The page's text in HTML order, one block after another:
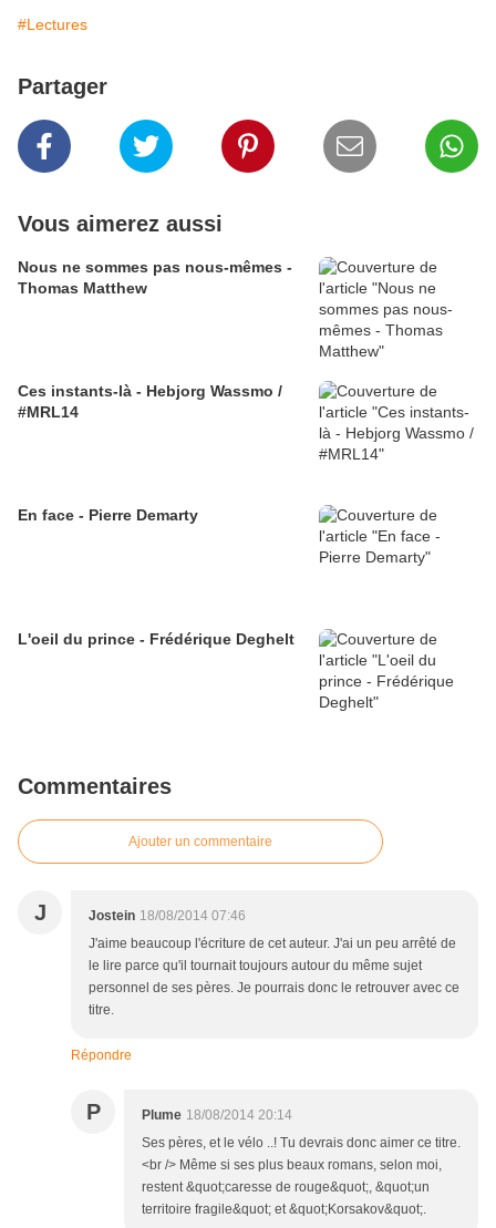
#Lectures
Partager
Vous aimerez aussi
Nous ne sommes pas nous-mêmes -
Thomas Matthew
Ces instants-là - Hebjorg Wassmo /
#MRL14
En face - Pierre Demarty
L'oeil du prince - Frédérique Deghelt
Commentaires
Ajouter un commentaire
J Jostein 18/08/2014 07:46
J'aime beaucoup l'écriture de cet auteur. J'ai un peu arrêté de
le lire parce qu'il tournait toujours autour du même sujet
personnel de ses pères. Je pourrais donc le retrouver avec ce
titre.
Répondre
P Plume 18/08/2014 20:14
Ses pères, et le vélo ..! Tu devrais donc aimer ce titre.
<br /> Même si ses plus beaux romans, selon moi,
restent &quot;caresse de rouge&quot;, &quot;un
territoire fragile&quot; et &quot;Korsakov&quot;.